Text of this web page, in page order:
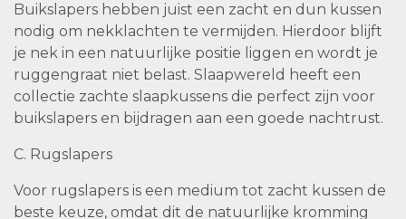
Buikslapers hebben juist een zacht en dun kussen
nodig om nekklachten te vermijden. Hierdoor blijft
je nek in een natuurlijke positie liggen en wordt je
ruggengraat niet belast. Slaapwereld heeft een
collectie zachte slaapkussens die perfect zijn voor
buikslapers en bijdragen aan een goede nachtrust.
C. Rugslapers
Voor rugslapers is een medium tot zacht kussen de
beste keuze, omdat dit de natuurlijke kromming